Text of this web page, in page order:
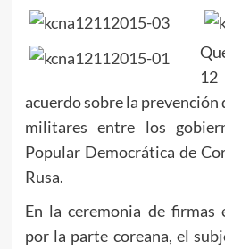
acuerdo sobre la prevención
militares entre los
Popular Democrática de
Rusa.
En la ceremonia de firmas
por la parte coreana, el